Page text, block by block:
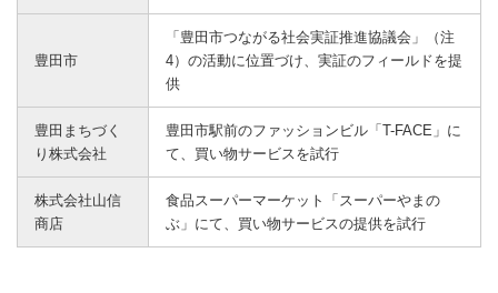
豊田市
「豊田市つながる社会実証推進協議会」（注
4）の活動に位置づけ、実証のフィールドを提
供
豊田まちづく
り株式会社
豊田市駅前のファッションビル「T-FACE」に
て、買い物サービスを試行
株式会社山信
商店
食品スーパーマーケット「スーパーやまの
ぶ」にて、買い物サービスの提供を試行